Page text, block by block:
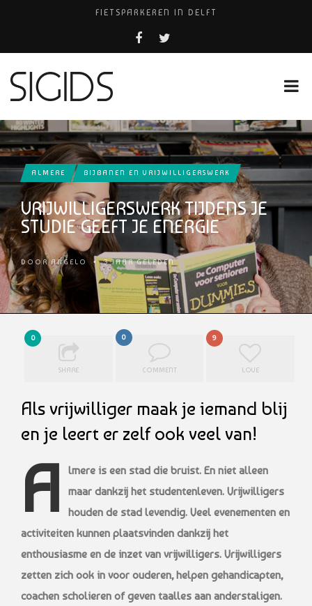
FIETSPARKEREN IN DELFT
FIETS KWIJT IN TILBURG?
USED PRODUCTS LEIDEN
ALMERE BIJBANEN EN VRIJWILLIGERSWERK
VRIJWILLIGERSWERK TIJDENS JE
STUDIE GEEFT JE ENERGIE
DOOR ANGELO •3 JAAR GELEDEN
0
SHARE
0
COMMENT
9
LOVE
Als vrijwilliger maak je iemand blij
en je leert er zelf ook veel van!
A
lmere is een stad die bruist. En niet alleen
maar dankzij het studentenleven. Vrijwilligers
houden de stad levendig. Veel evenementen en
activiteiten kunnen plaatsvinden dankzij het
enthousiasme en de inzet van vrijwilligers. Vrijwilligers
zetten zich ook in voor ouderen, helpen gehandicapten,
coachen scholieren of geven taalles aan anderstaligen.